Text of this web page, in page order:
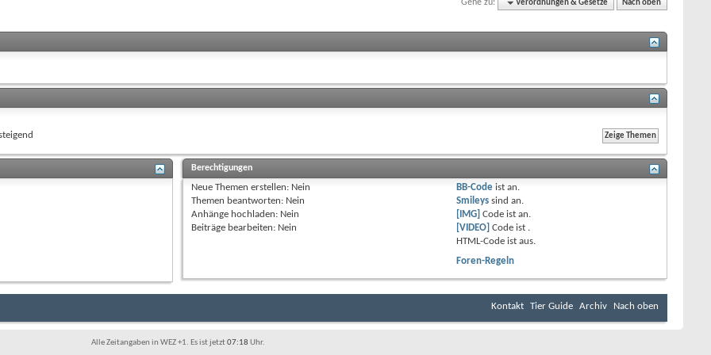
Gehe zu: Verordnungen & Gesetze Nach oben
Berechtigungen
Neue Themen erstellen: Nein
Themen beantworten: Nein
Anhänge hochladen: Nein
Beiträge bearbeiten: Nein
BB-Code istan.
Smileys sindan.
[IMG] Code istan.
[VIDEO] Code ist .
HTML-Code istaus.
Foren-Regeln
Kontakt Tier Guide Archiv Nach oben
Alle Zeitangaben in WEZ +1. Es ist jetzt07:18 Uhr.